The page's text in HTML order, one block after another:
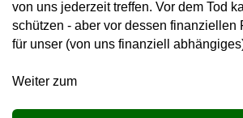
von uns jederzeit treffen. Vor dem Tod
schützen - aber vor dessen finanziellen
für unser (von uns finanziell
Weiter zum